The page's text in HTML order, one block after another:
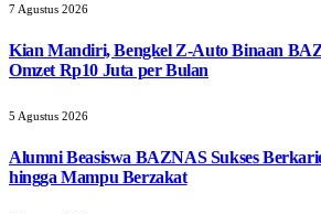
7 Agustus 2026
Kian Mandiri, Bengkel Z-Auto Binaan
Omzet Rp10 Juta per Bulan
5 Agustus 2026
Alumni Beasiswa BAZNAS Sukses
hingga Mampu Berzakat